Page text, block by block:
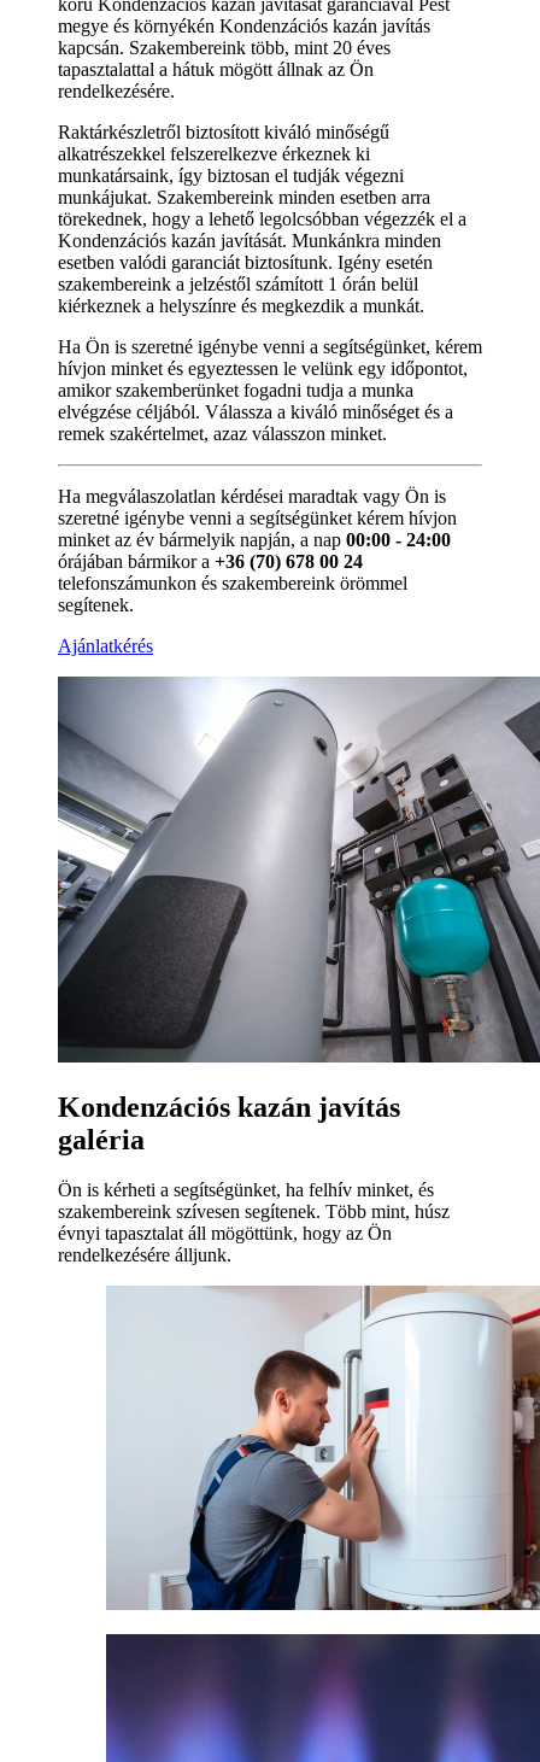
megye és környékén Kondenzációs kazán javítás
kapcsán. Szakembereink több, mint 20 éves
tapasztalattal a hátuk mögött állnak az Ön
rendelkezésére.
Raktárkészletről biztosított kiváló minőségű
alkatrészekkel felszerelkezve érkeznek ki
munkatársaink, így biztosan el tudják végezni
munkájukat. Szakembereink minden esetben arra
törekednek, hogy a lehető legolcsóbban végezzék el a
Kondenzációs kazán javítását. Munkánkra minden
esetben valódi garanciát biztosítunk. Igény esetén
szakembereink a jelzéstől számított 1 órán belül
kiérkeznek a helyszínre és megkezdik a munkát.
Ha Ön is szeretné igénybe venni a segítségünket, kérem
hívjon minket és egyeztessen le velünk egy időpontot,
amikor szakemberünket fogadni tudja a munka
elvégzése céljából. Válassza a kiváló minőséget és a
remek szakértelmet, azaz válasszon minket.
Ha megválaszolatlan kérdései maradtak vagy Ön is
szeretné igénybe venni a segítségünket kérem hívjon
minket az év bármelyik napján, a nap 00:00 - 24:00
órájában bármikor a +36 (70) 678 00 24
telefonszámunkon és szakembereink örömmel
segítenek.
Ajánlatkérés
Kondenzációs kazán javítás
galéria
Ön is kérheti a segítségünket, ha felhív minket, és
szakembereink szívesen segítenek. Több mint, húsz
évnyi tapasztalat áll mögöttünk, hogy az Ön
rendelkezésére álljunk.